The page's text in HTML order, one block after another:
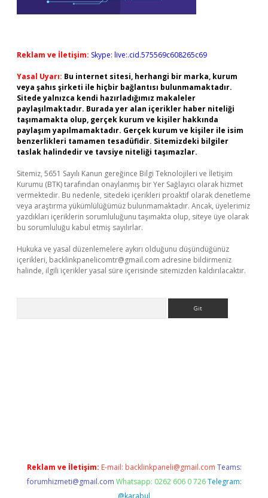
Reklam ve İletişim: Skype: live:.cid.575569c608265c69
Yasal Uyarı: Bu internet sitesi, herhangi bir marka, kurum
veya şahıs şirketi ile hiçbir bağlantısı bulunmamaktadır.
Sitede yalnızca kendi hazırladığımız makaleler
paylaşılmaktadır. Burada yer alan içerikler haber niteliği
taşımamakta olup, gerçek kurum ve kişiler hakkında
paylaşım yapılmamaktadır. Gerçek kurum ve kişiler ile isim
benzerlikleri tamamen tesadüfidir. Sitemizdeki bilgiler
taslak halindedir ve tavsiye niteliği taşımazlar.
Sitemiz, 5651 Sayılı Kanun gereğince Bilgi Teknolojileri ve İletişim
Kurumu (BTK) tarafından onaylanmış bir Yer Sağlayıcı olarak hizmet
vermektedir. Bu nedenle, sitedeki içerikleri proaktif olarak denetleme
veya araştırma yükümlülüğümüz bulunmamaktadır. Ancak, üyelerimiz
yazdıkları içeriklerin sorumluluğunu taşımakta olup, siteye üye olarak
bu sorumluluğu kabul etmiş sayılırlar.
Hukuka ve yasal düzenlemelere aykırı olduğunu düşündüğünüz
içerikleri, backlinkpanelicomtr@gmail.com adresine bildirmeniz
halinde, ilgili içerikler yasal süre içerisinde sitemizden kaldırılacaktır.
Reklam ve İletişim: E-mail: backlinkpaneli@gmail.com Teams:
forumhizmeti@gmail.com Whatsapp: 0262 606 0 726 Telegram:
@karabul